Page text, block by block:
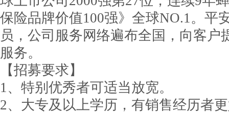
保险品牌价值100强》全球NO.1。平
员，公司服务网络遍布全国，向客户
服务。
【招募要求】
1、特别优秀者可适当放宽。
2、大专及以上学历，有销售经历者